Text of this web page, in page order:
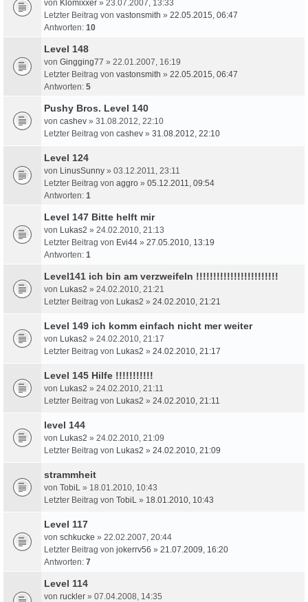
von Klomixxer » 23.07.2007, 13:33
Letzter Beitrag von vastonsmith » 22.05.2015, 06:47
Antworten: 10
Level 148
von Gingging77 » 22.01.2007, 16:19
Letzter Beitrag von vastonsmith » 22.05.2015, 06:47
Antworten: 5
Pushy Bros. Level 140
von cashev » 31.08.2012, 22:10
Letzter Beitrag von cashev » 31.08.2012, 22:10
Level 124
von LinusSunny » 03.12.2011, 23:11
Letzter Beitrag von aggro » 05.12.2011, 09:54
Antworten: 1
Level 147 Bitte helft mir
von Lukas2 » 24.02.2010, 21:13
Letzter Beitrag von Evi44 » 27.05.2010, 13:19
Antworten: 1
Level141 ich bin am verzweifeln !!!!!!!!!!!!!!!!!!!!!!!!
von Lukas2 » 24.02.2010, 21:21
Letzter Beitrag von Lukas2 » 24.02.2010, 21:21
Level 149 ich komm einfach nicht mer weiter
von Lukas2 » 24.02.2010, 21:17
Letzter Beitrag von Lukas2 » 24.02.2010, 21:17
Level 145 Hilfe !!!!!!!!!!!
von Lukas2 » 24.02.2010, 21:11
Letzter Beitrag von Lukas2 » 24.02.2010, 21:11
level 144
von Lukas2 » 24.02.2010, 21:09
Letzter Beitrag von Lukas2 » 24.02.2010, 21:09
strammheit
von TobiL » 18.01.2010, 10:43
Letzter Beitrag von TobiL » 18.01.2010, 10:43
Level 117
von schkucke » 22.02.2007, 20:44
Letzter Beitrag von jokerrv56 » 21.07.2009, 16:20
Antworten: 7
Level 114
von ruckler » 07.04.2008, 14:35